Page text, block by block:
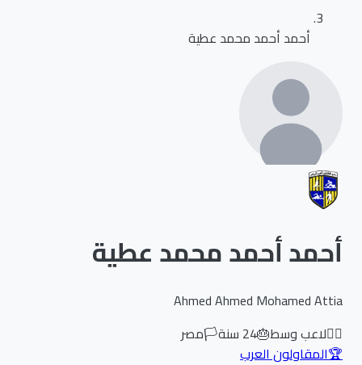
أحمد أحمد محمد عطية
أحمد أحمد محمد عطية
Ahmed Ahmed Mohamed Attia
لاعب وسط🎂
24سنة🏳️مصر
المقاولون العرب